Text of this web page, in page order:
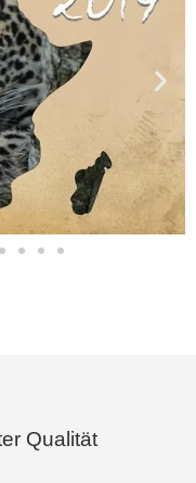
Qualität